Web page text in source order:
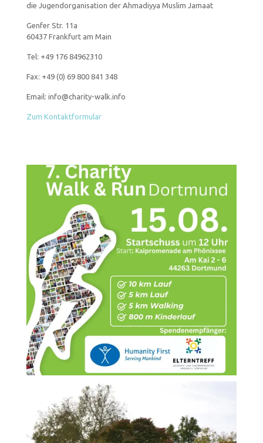
die Jugendorganisation der Ahmadiyya Muslim Jamaat
Genfer Str. 11a
60437 Frankfurt am Main
Tel: +49 176 84962310
Fax: +49 (0) 69 800 841 348
Email: info@charity-walk.info
Zum Kontaktformular